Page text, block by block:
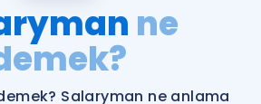
Şifremi Hatırlamıyorum ne
Salaryman ne anlama